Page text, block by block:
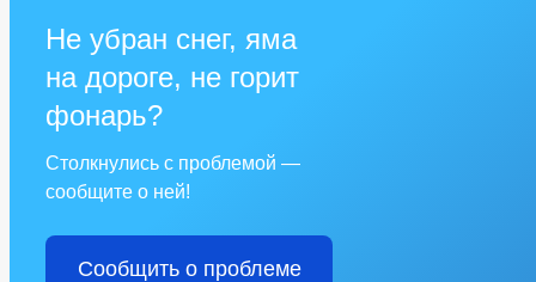
Не убран снег, яма
на дороге, не горит
фонарь?
Столкнулись с проблемой —
сообщите о ней!
Сообщить о проблеме